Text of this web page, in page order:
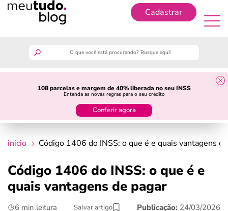
Cadastrar
108 parcelas e margem de 40% liberada no seu INSS
Entenda as novas regras para o seu crédito
Conferir agora
guia do trabalhador
crédito fácil
início Código 1406 do INSS: o que é e quais vantagens
Código 1406 do INSS: o que é e
quais vantagens de pagar
6 min leitura Salvar artigo Publicação: 24/03/2026